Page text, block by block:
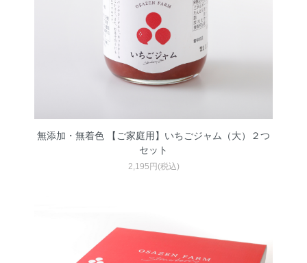
無添加・無着色 【ご家庭用】いちごジャム（大）２つ
セット
2,195円(税込)